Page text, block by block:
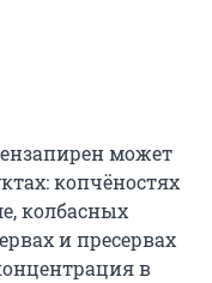
может
копчёностях
колбасных
и пресервах
в